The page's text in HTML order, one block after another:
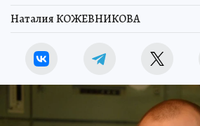
Наталия КОЖЕВНИКОВА